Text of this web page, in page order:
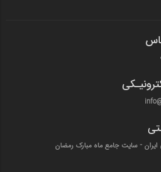
- سایت جامع ماه مبارک رمضان